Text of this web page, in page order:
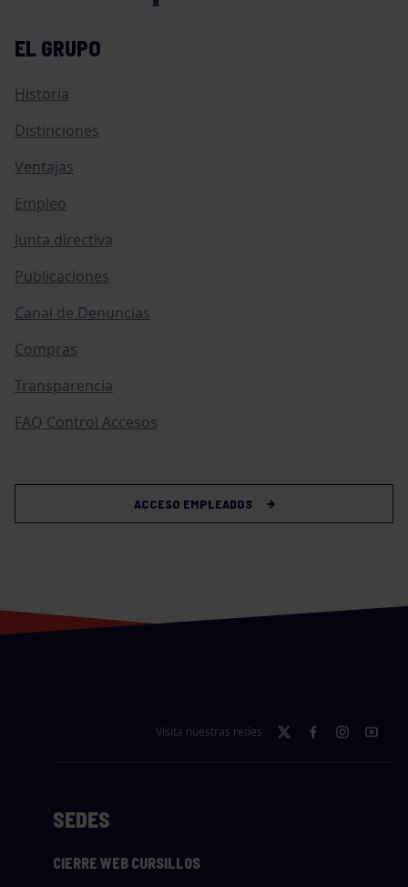
EL GRUPO
Historia
Distinciones
Ventajas
Empleo
Junta directiva
Publicaciones
Canal de Denuncias
Compras
Transparencia
FAQ Control Accesos
ACCESO EMPLEADOS
Visita nuestras redes
SEDES
CIERRE WEB CURSILLOS